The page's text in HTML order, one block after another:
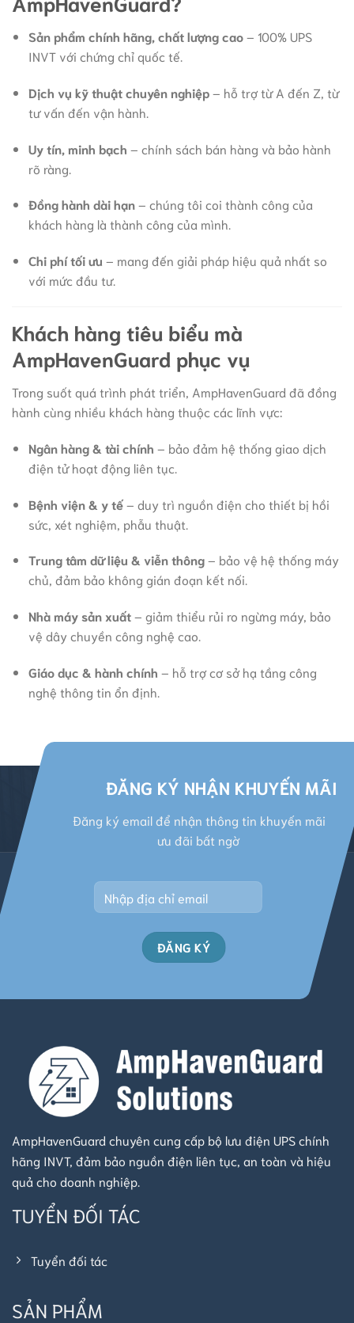
Sản phẩm chính hãng, chất lượng cao– 100% UPS
INVT với chứng chỉ quốc tế.
Dịch vụ kỹ thuật chuyên nghiệp– hỗ trợ từ A đến Z, từ
tư vấn đến vận hành.
Uy tín, minh bạch – chính sách bán hàng và bảo hành
rõ ràng.
Đồng hành dài hạn– chúng tôi coi thành công của
khách hàng là thành công của mình.
Chi phí tối ưu – mang đến giải pháp hiệu quả nhất so
với mức đầu tư.
Khách hàng tiêu biểu mà
AmpHavenGuard phục vụ
Trong suốt quá trình phát triển, AmpHavenGuard đã đồng
hành cùng nhiều khách hàng thuộc các lĩnh vực:
Ngân hàng & tài chính – bảo đảm hệ thống giao dịch
điện tử hoạt động liên tục.
Bệnh viện & y tế– duy trì nguồn điện cho thiết bị hồi
sức, xét nghiệm, phẫu thuật.
Trung tâm dữ liệu & viễn thông– bảo vệ hệ thống máy
chủ, đảm bảo không gián đoạn kết nối.
Nhà máy sản xuất– giảm thiểu rủi ro ngừng máy, bảo
vệ dây chuyền công nghệ cao.
Giáo dục & hành chính – hỗ trợ cơ sở hạ tầng công
nghệ thông tin ổn định.
ĐĂNG KÝ NHẬN KHUYẾN MÃI
Đăng ký email để nhận thông tin khuyến mãi
ưu đãi bất ngờ
AmpHavenGuard chuyên cung cấp bộ lưu điện UPS chính
hãng INVT, đảm bảo nguồn điện liên tục, an toàn và hiệu
quả cho doanh nghiệp.
TUYỂN ĐỐI TÁC
Tuyển đối tác
SẢN PHẨM